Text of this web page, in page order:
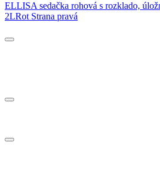
ELLISA sedačka rohová s rozklado,
2LRot Strana pravá